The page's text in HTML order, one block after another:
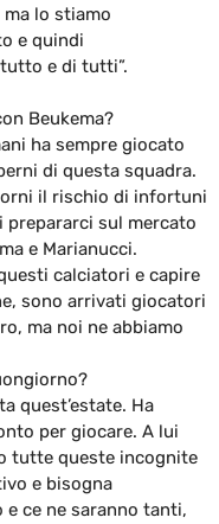
lo stiamo
e quindi
e di tutti”.
Beukema?
ha sempre giocato
di questa squadra.
il rischio di infortuni
prepararci sul mercato
e Marianucci.
calciatori e capire
sono arrivati giocatori
ma noi ne abbiamo
quest’estate. Ha
per giocare. A lui
tutte queste incognite
e bisogna
ce ne saranno tanti,